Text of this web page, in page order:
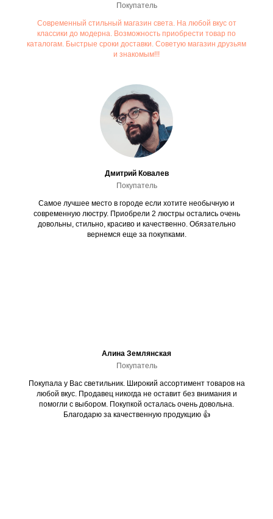
Покупатель
Современный стильный магазин света. На любой вкус от
классики до модерна. Возможность приобрести товар по
каталогам. Быстрые сроки доставки. Советую магазин друзьям
и знакомым!!!
Дмитрий Ковалев
Покупатель
Самое лучшее место в городе если хотите необычную и
современную люстру. Приобрели 2 люстры остались очень
довольны, стильно, красиво и качественно. Обязательно
вернемся еще за покупками.
Алина Землянская
Покупатель
Покупала у Вас светильник. Широкий ассортимент товаров на
любой вкус. Продавец никогда не оставит без внимания и
помогли с выбором. Покупкой осталась очень довольна.
Благодарю за качественную продукцию 👍